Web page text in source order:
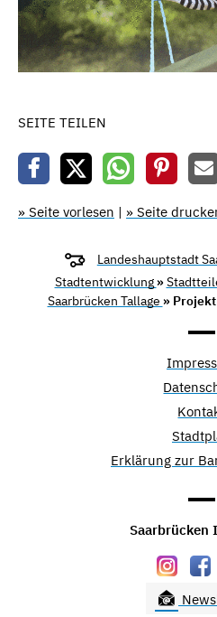
SEITE TEILEN
» Seite vorlesen | » Seite
Landeshauptstadt
Stadtentwicklung »
Saarbrücken Tallage »
Erklärung zur
Saarbrücken